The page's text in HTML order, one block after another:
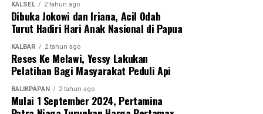
KALSEL 2 tahun ago
Dibuka Jokowi dan Iriana, Acil Odah
Turut Hadiri Hari Anak Nasional di Papua
KALBAR 2 tahun ago
Reses Ke Melawi, Yessy Lakukan
Pelatihan Bagi Masyarakat Peduli Api
BALIKPAPAN 2 tahun ago
Mulai 1 September 2024, Pertamina